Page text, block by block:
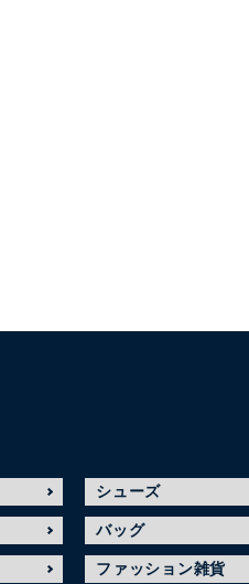
シューズ
バッグ
ファッション雑貨